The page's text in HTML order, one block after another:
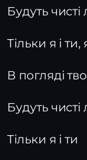
Будуть чисті
Тільки я і ти,
В погляді
Будуть чисті
Тільки я і ти